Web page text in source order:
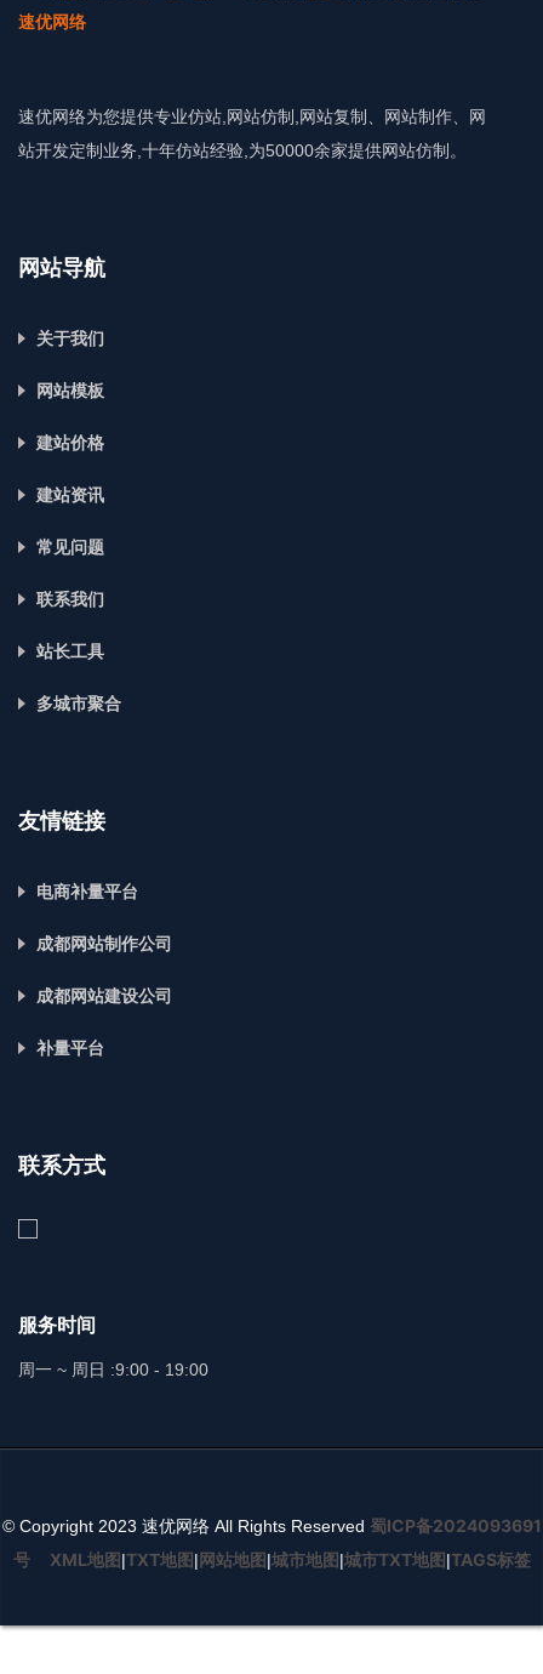
速优网络为您提供专业仿站,网站仿制,网站复制、网站制作、网
站开发定制业务,十年仿站经验,为50000余家提供网站仿制。
网站导航
关于我们
网站模板
建站价格
建站资讯
常见问题
联系我们
站长工具
多城市聚合
友情链接
电商补量平台
成都网站制作公司
成都网站建设公司
补量平台
联系方式
服务时间
周一 ~ 周日 :9:00 - 19:00
© Copyright 2023 速优网络 All Rights Reserved 蜀ICP备2024093691
号
XML地图|TXT地图|网站地图|城市地图|城市TXT地图|TAGS标签